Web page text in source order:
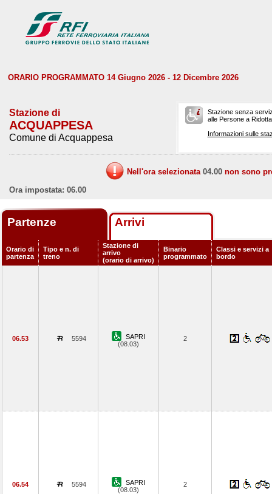
ORARIO PROGRAMMATO 14 Giugno 2026 - 12 Dicembre 2026
Stazione di
ACQUAPPESA
Comune di Acquappesa
Stazione senza
alle Persone a
Informazioni sulle
Nell'ora selezionata 04.00 non sono
Ora impostata: 06.00
Partenze Arrivi
Orario di
partenza
Tipo e n. di
treno
Stazione di
arrivo
(orario di arrivo)
Binario
programmato
Classi e servizi a
bordo
06.53 5594
SAPRI
(08.03)
2
06.54 5594
SAPRI
(08.03)
2